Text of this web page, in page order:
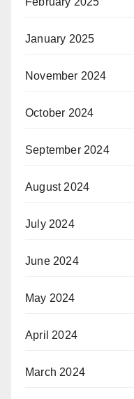
January 2025
November 2024
October 2024
September 2024
August 2024
July 2024
June 2024
May 2024
April 2024
March 2024